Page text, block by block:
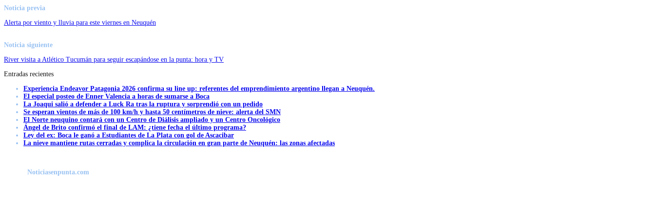
Noticia previa
Alerta por viento y lluvia para este viernes en Neuquén
Noticia siguiente
River visita a Atlético Tucumán para seguir escapándose en la punta: hora y TV
Entradas recientes
Experiencia Endeavor Patagonia 2026 confirma su line up: referentes del emprendimiento argentino llegan a Neuquén.
El especial posteo de Enner Valencia a horas de sumarse a Boca
La Joaqui salió a defender a Luck Ra tras la ruptura y sorprendió con un pedido
Se esperan vientos de más de 100 km/h y hasta 50 centímetros de nieve: alerta del SMN
El Norte neuquino contará con un Centro de Diálisis ampliado y un Centro Oncológico
Ángel de Brito confirmó el final de LAM: ¿tiene fecha el último programa?
Ley del ex: Boca le ganó a Estudiantes de La Plata con gol de Ascacibar
La nieve mantiene rutas cerradas y complica la circulación en gran parte de Neuquén: las zonas afectadas
Noticiasenpunta.com